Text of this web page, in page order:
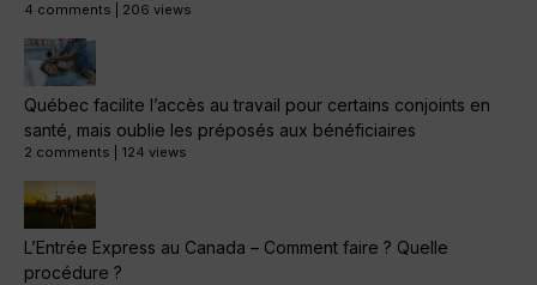
4 comments 206 views
Québec facilite l’accès au travail pour certains conjoints en
santé, mais oublie les préposés aux bénéficiaires
2 comments 124 views
L’Entrée Express au Canada – Comment faire ? Quelle
procédure ?